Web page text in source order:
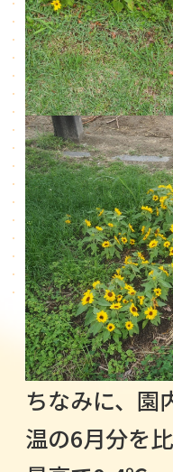
ちなみに、園
温の6月分を